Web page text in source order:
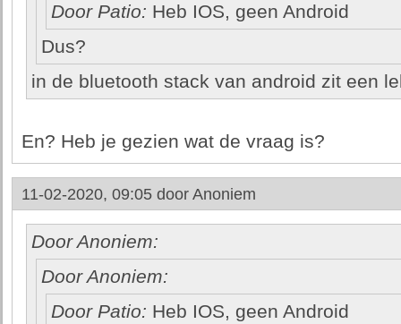
Door Patio: Heb IOS, geen Android
Dus?
in de bluetooth stack van android zit een
En? Heb je gezien wat de vraag is?
11-02-2020, 09:05 door Anoniem
Door Anoniem:
Door Anoniem:
Door Patio: Heb IOS, geen Android